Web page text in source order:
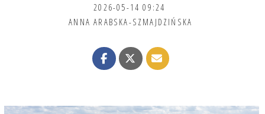
2026-05-14 09:24
ANNA ARABSKA-SZMAJDZIŃSKA